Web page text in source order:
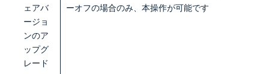
ェアバ
ージョ
ンのア
ップグ
レード
ーオフの場合のみ、本操作が可能です